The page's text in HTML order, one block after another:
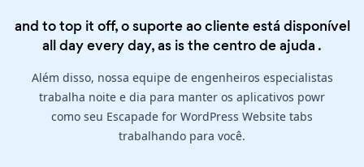
and to top it off, o suporte ao cliente está disponível
all day every day, as is thecentro de ajuda .
Além disso, nossa equipe de engenheiros especialistas
trabalha noite e dia para manter os aplicativos powr
como seu Escapade for WordPress Website tabs
trabalhando para você.